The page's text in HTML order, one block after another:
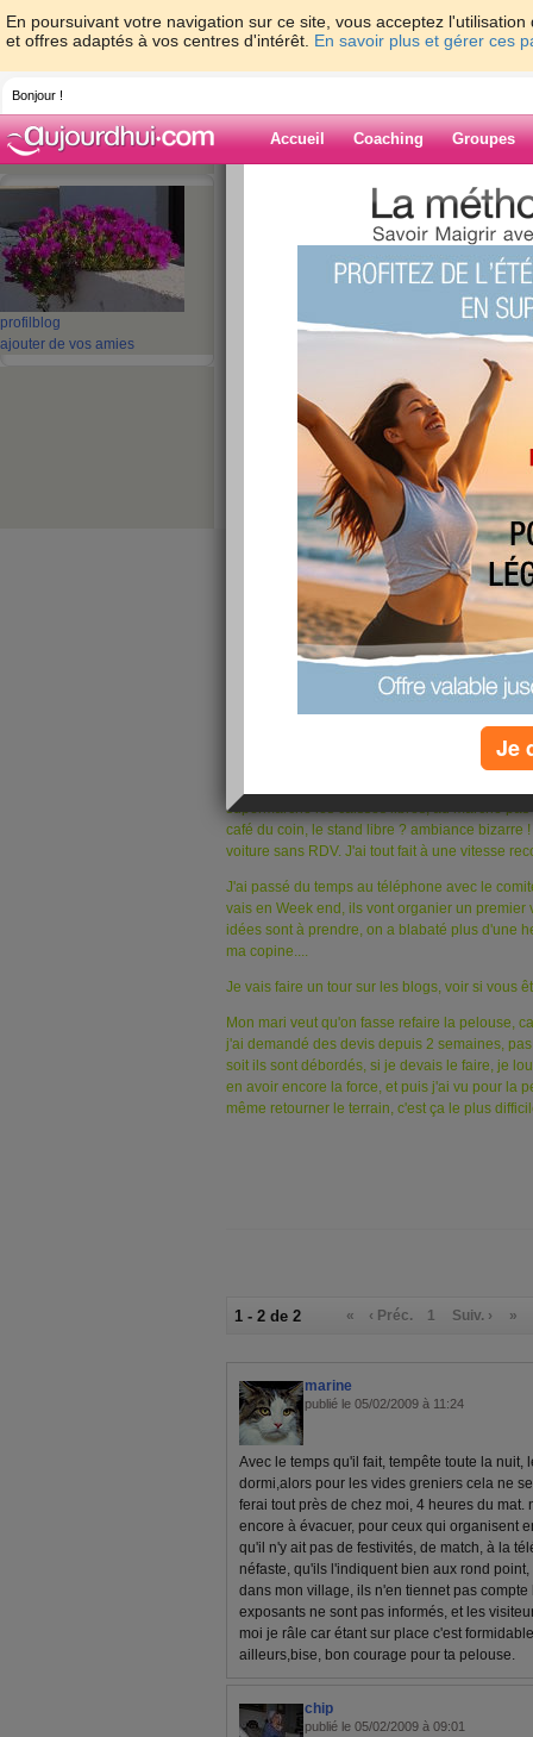
En poursuivant votre navigation sur ce site, vous acceptez
et offres adaptés à vos centres d'intérêt. En savoir plus et gérer ces
Bonjour !
Accueil Coaching Groupes
profil blog
ajouter de vos amies
> > Un
Blog de
Un jour tranquille
supermarché les caisses libres, au marché
café du coin, le stand libre ? ambiance bizarre
voiture sans RDV. J'ai tout fait à une vitesse
J'ai passé du temps au téléphone avec le
vais en Week end, ils vont organier un
idées sont à prendre, on a blabaté plus d'une
ma copine....
Je vais faire un tour sur les blogs, voir si vous
Mon mari veut qu'on fasse refaire la pelouse,
j'ai demandé des devis depuis 2 semaines,
soit ils sont débordés, si je devais le faire, je
en avoir encore la force, et puis j'ai vu pour la
même retourner le terrain, c'est ça le plus
1 - 2 de 2 « ‹ Préc. 1 Suiv. › »
marine
publié le 05/02/2009 à 11:24
Avec le temps qu'il fait, tempête toute la nuit,
dormi,alors pour les vides greniers cela ne
ferai tout près de chez moi, 4 heures du mat.
encore à évacuer, pour ceux qui organisent
qu'il n'y ait pas de festivités, de match, à la
néfaste, qu'ils l'indiquent bien aux rond
dans mon village, ils n'en tiennet pas
exposants ne sont pas informés, et les
moi je râle car étant sur place c'est
ailleurs,bise, bon courage pour ta pelouse.
chip
publié le 05/02/2009 à 09:01
Je